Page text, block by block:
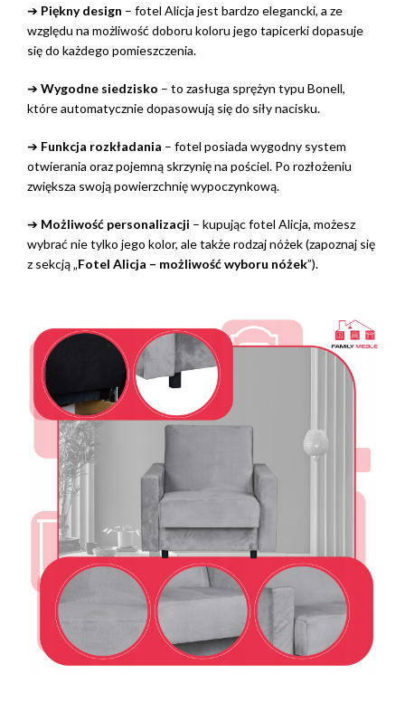
➔ Piękny design – fotel Alicja jest bardzo elegancki, a ze
względu na możliwość doboru koloru jego tapicerki dopasuje
się do każdego pomieszczenia.
➔ Wygodne siedzisko – to zasługa sprężyn typu Bonell,
które automatycznie dopasowują się do siły nacisku.
➔ Funkcja rozkładania – fotel posiada wygodny system
otwierania oraz pojemną skrzynię na pościel. Po rozłożeniu
zwiększa swoją powierzchnię wypoczynkową.
➔ Możliwość personalizacji – kupując fotel Alicja, możesz
wybrać nie tylko jego kolor, ale także rodzaj nóżek (zapoznaj się
z sekcją „Fotel Alicja – możliwość wyboru nóżek”).